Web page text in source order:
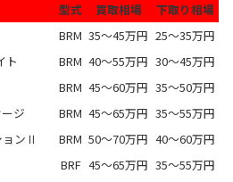
型式 買取相場
下取り相場
BRM 35～45万円 25～35万円
ト
BRM 40～55万円 30～45万円
BRM 45～60万円 35～50万円
ジ
BRM 45～65万円 35～55万円
ョンⅡ
BRM 50～70万円 40～60万円
BRF 45～65万円 35～55万円